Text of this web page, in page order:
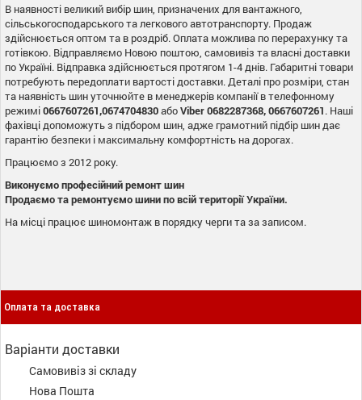
В наявності великий вибір шин, призначених для вантажного,
сільськогосподарського та легкового автотранспорту. Продаж
здійснюється оптом та в роздріб. Оплата можлива по перерахунку та
готівкою. Відправляємо Новою поштою, самовивіз та власні доставки
по Україні. Відправка здійснюється протягом 1-4 днів. Габаритні товари
потребують передоплати вартості доставки. Деталі про розміри, стан
та наявність шин уточнюйте в менеджерів компанії в телефонному
режимі0667607261,0674704830абоViber0682287368, 0667607261. Наші
фахівці допоможуть з підбором шин, адже грамотний підбір шин дає
гарантію безпеки і максимальну комфортність на дорогах.
Працюємо з 2012 року.
Виконуємо професійний ремонт шин
Продаємо та ремонтуємо шини по всій території України.
На місці працює шиномонтаж в порядку черги та за записом.
Оплата та доставка
Варіанти доставки
Самовивіз зі складу
Нова Пошта